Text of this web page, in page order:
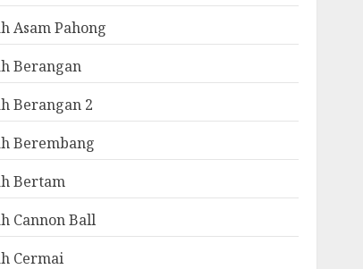
Asam Pahong
Berangan
Berangan 2
Berembang
Bertam
Cannon Ball
Cermai